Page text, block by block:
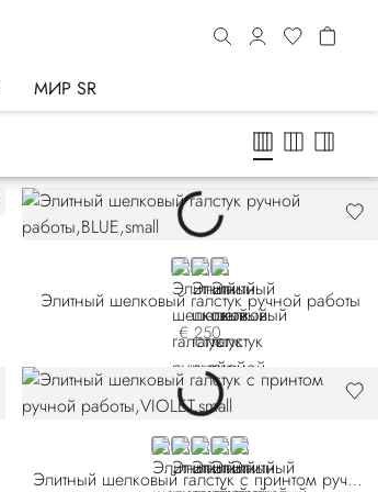
МИР SR
BLUE 58000-002
PINKBLUE 58000-005
Элитный шелковый галстук ручной работы
€ 250
VIOLET
BLUE 57007-002
REDORANGE
BLUE 57007-011
Элитный шелковый галстук с принтом ручной работы